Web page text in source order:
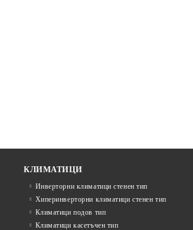
КЛИМАТИЦИ
Инверторни климатици стенен тип
Хиперинверторни климатици стенен тип
Климатици подов тип
Климатици касетъчен тип